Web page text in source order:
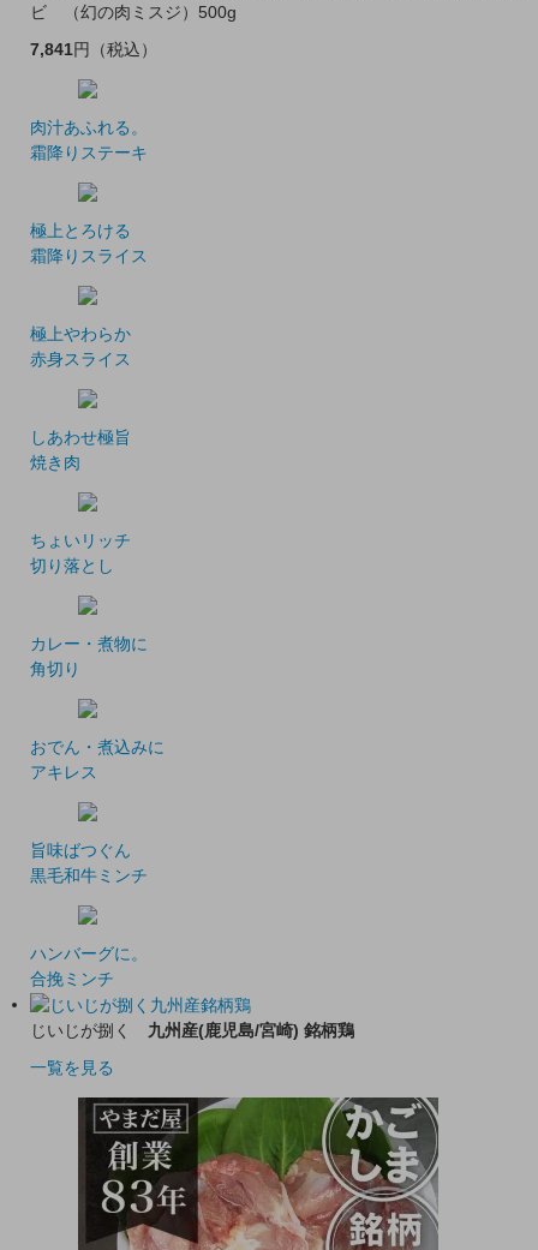
ビ （幻の肉ミスジ）500g
7,841円 （税込）
肉汁あふれる。
霜降りステーキ
極上とろける
霜降りスライス
極上やわらか
赤身スライス
しあわせ極旨
焼き肉
ちょいリッチ
切り落とし
カレー・煮物に
角切り
おでん・煮込みに
アキレス
旨味ばつぐん
黒毛和牛ミンチ
ハンバーグに。
合挽ミンチ
じいじが捌く 九州産(鹿児島/宮崎) 銘柄鶏
一覧を見る